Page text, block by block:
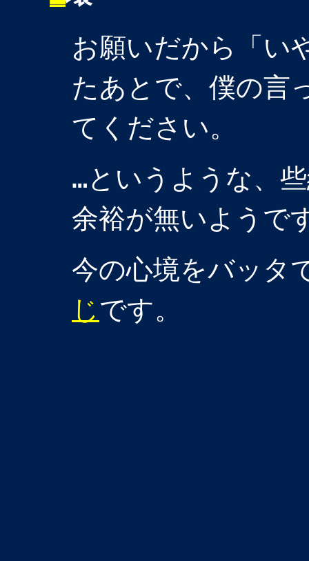
お願いだから「い
たあとで、僕の言
てください。
…というような、
余裕が無いようで
今の心境をバッタ
じです。